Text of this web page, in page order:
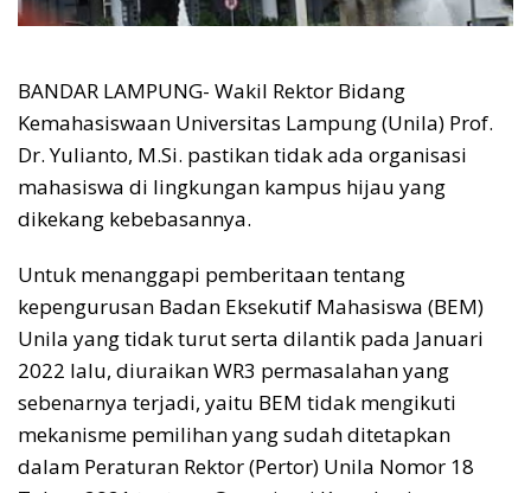
BANDAR LAMPUNG- Wakil Rektor Bidang
Kemahasiswaan Universitas Lampung (Unila) Prof.
Dr. Yulianto, M.Si. pastikan tidak ada organisasi
mahasiswa di lingkungan kampus hijau yang
dikekang kebebasannya.
Untuk menanggapi pemberitaan tentang
kepengurusan Badan Eksekutif Mahasiswa (BEM)
Unila yang tidak turut serta dilantik pada Januari
2022 lalu, diuraikan WR3 permasalahan yang
sebenarnya terjadi, yaitu BEM tidak mengikuti
mekanisme pemilihan yang sudah ditetapkan
dalam Peraturan Rektor (Pertor) Unila Nomor 18